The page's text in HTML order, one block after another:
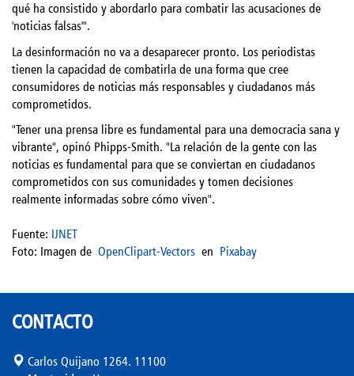
qué ha consistido y abordarlo para combatir las acusaciones de
'noticias falsas'".
La desinformación no va a desaparecer pronto. Los periodistas
tienen la capacidad de combatirla de una forma que cree
consumidores de noticias más responsables y ciudadanos más
comprometidos.
"Tener una prensa libre es fundamental para una democracia sana y
vibrante", opinó Phipps-Smith. "La relación de la gente con las
noticias es fundamental para que se conviertan en ciudadanos
comprometidos con sus comunidades y tomen decisiones
realmente informadas sobre cómo viven".
Fuente: IJNET
Foto: Imagen de OpenClipart-Vectors en Pixabay
CONTACTO
Carlos Quijano 1264. 11100